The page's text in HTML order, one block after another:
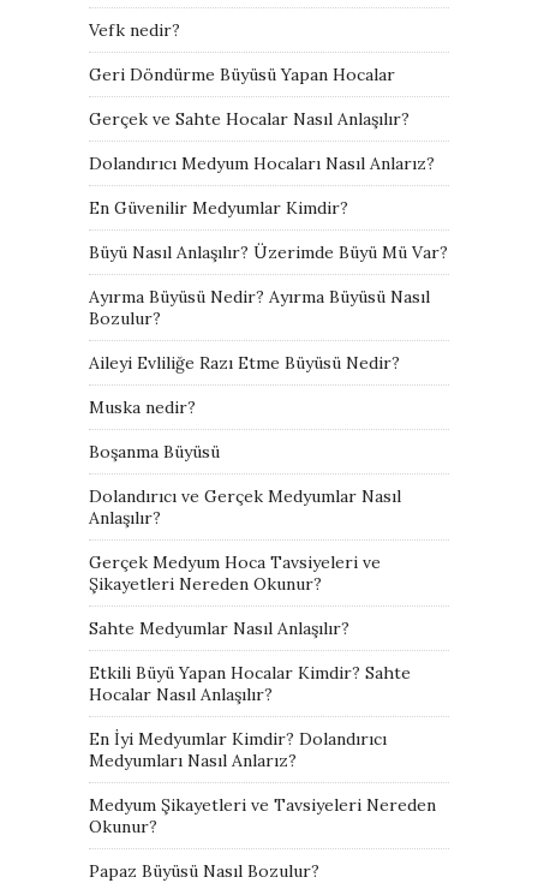
Vefk nedir?
Geri Döndürme Büyüsü Yapan Hocalar
Gerçek ve Sahte Hocalar Nasıl Anlaşılır?
Dolandırıcı Medyum Hocaları Nasıl Anlarız?
En Güvenilir Medyumlar Kimdir?
Büyü Nasıl Anlaşılır? Üzerimde Büyü Mü Var?
Ayırma Büyüsü Nedir? Ayırma Büyüsü Nasıl
Bozulur?
Aileyi Evliliğe Razı Etme Büyüsü Nedir?
Muska nedir?
Boşanma Büyüsü
Dolandırıcı ve Gerçek Medyumlar Nasıl
Anlaşılır?
Gerçek Medyum Hoca Tavsiyeleri ve
Şikayetleri Nereden Okunur?
Sahte Medyumlar Nasıl Anlaşılır?
Etkili Büyü Yapan Hocalar Kimdir? Sahte
Hocalar Nasıl Anlaşılır?
En İyi Medyumlar Kimdir? Dolandırıcı
Medyumları Nasıl Anlarız?
Medyum Şikayetleri ve Tavsiyeleri Nereden
Okunur?
Papaz Büyüsü Nasıl Bozulur?